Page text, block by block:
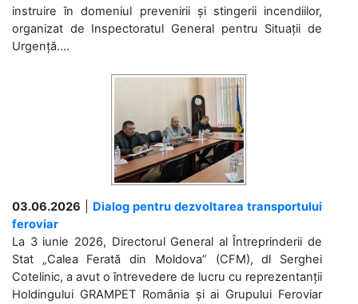
instruire în domeniul prevenirii și stingerii incendiilor,
organizat de Inspectoratul General pentru Situații de
Urgență....
03.06.2026
Dialog pentru dezvoltarea transportului
feroviar
La 3 iunie 2026, Directorul General al Întreprinderii de
Stat „Calea Ferată din Moldova” (CFM), dl Serghei
Cotelinic, a avut o întrevedere de lucru cu reprezentanții
Holdingului GRAMPET România și ai Grupului Feroviar